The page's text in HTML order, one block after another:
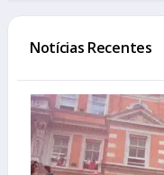
Notícias Recentes